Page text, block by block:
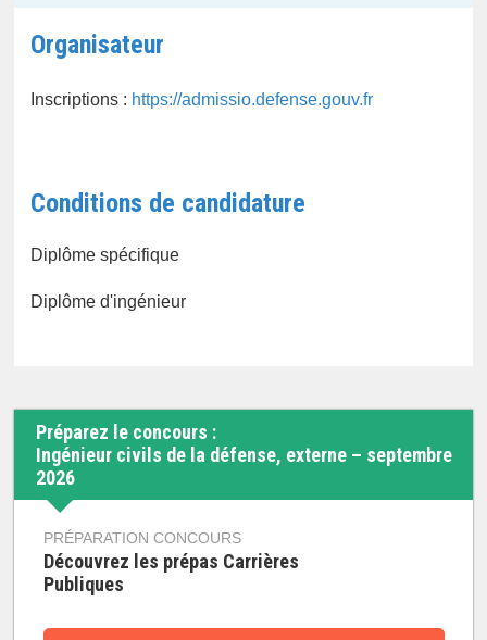
Organisateur
Inscriptions : https://admissio.defense.gouv.fr
Conditions de candidature
Diplôme spécifique
Diplôme d'ingénieur
Préparez le concours :
Ingénieur civils de la défense, externe – septembre
2026
PRÉPARATION CONCOURS
Découvrez les prépas Carrières
Publiques